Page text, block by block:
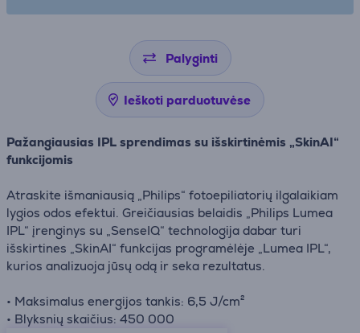
Palyginti
Ieškoti parduotuvėse
Pažangiausias IPL sprendimas su išskirtinėmis „SkinAI“
funkcijomis
Atraskite išmaniausią „Philips“ fotoepiliatorių ilgalaikiam
lygios odos efektui. Greičiausias belaidis „Philips Lumea
IPL“ įrenginys su „SenseIQ“ technologija dabar turi
išskirtines „SkinAI“ funkcijas programėlėje „Lumea IPL“,
kurios analizuoja jūsų odą ir seka rezultatus.
• Maksimalus energijos tankis: 6,5 J/cm²
• Blyksnių skaičius: 450 000